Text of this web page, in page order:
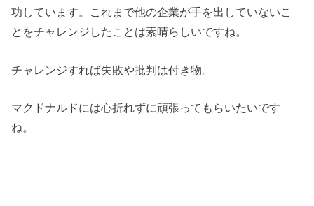
功しています。これまで他の企業が手を出していないこ
とをチャレンジしたことは素晴らしいですね。
チャレンジすれば失敗や批判は付き物。
マクドナルドには心折れずに頑張ってもらいたいです
ね。